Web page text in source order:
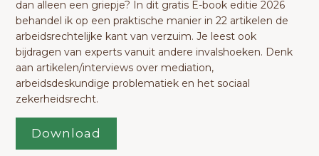
dan alleen een griepje? In dit gratis E-book editie 2026
behandel ik op een praktische manier in 22 artikelen de
arbeidsrechtelijke kant van verzuim. Je leest ook
bijdragen van experts vanuit andere invalshoeken. Denk
aan artikelen/interviews over mediation,
arbeidsdeskundige problematiek en het sociaal
zekerheidsrecht.
Download